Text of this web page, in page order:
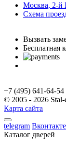
Москва, 2-й
Схема
Вызвать
Бесплатная
+7 (495) 641-64-54
© 2005 - 2026 Stal-
Карта сайта
telegram Вконтакте
Каталог дверей